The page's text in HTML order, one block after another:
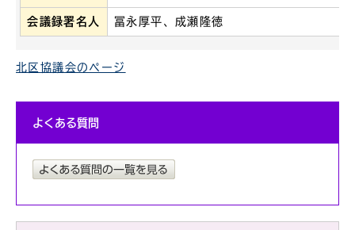
会議録署名人 冨永厚平、成瀬隆徳
北区協議会のページ
よくある質問